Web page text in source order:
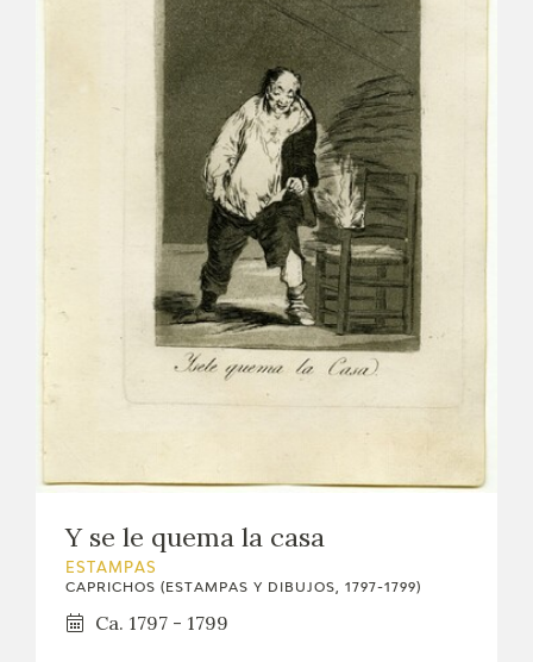
Y se le quema la casa
ESTAMPAS
CAPRICHOS (ESTAMPAS Y DIBUJOS, 1797-1799)
Ca. 1797 - 1799